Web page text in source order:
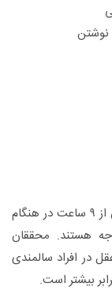
نوشتن
طبق نتایج یک مطالعه جدید، سالمندانی که بیش از ۹ ساعت در هنگام
هستند. محققان
در افراد سالمندی